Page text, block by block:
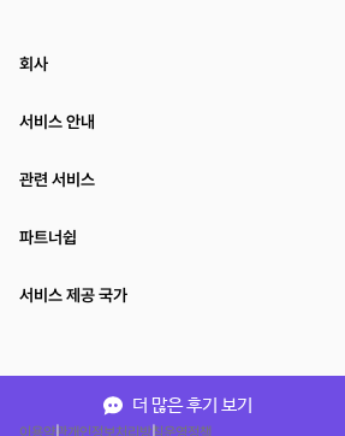
더 많은 후기 보기
회사
서비스 안내
관련 서비스
파트너쉽
서비스 제공 국가
이용약관개인정보처리방침운영정책